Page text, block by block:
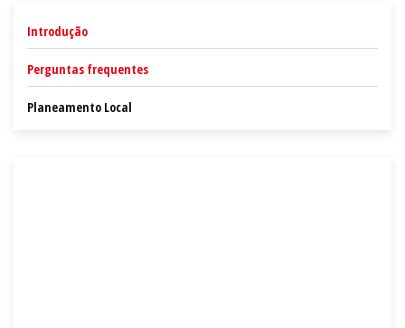
Introdução
Perguntas frequentes
Planeamento Local